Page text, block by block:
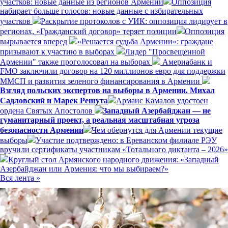
набирает больше голосов: новые данные с избирательных
участков
Раскрытие протоколов с УИК: оппозиция лидирует в
регионах, «Гражданский договор» теряет позиции
Оппозиция
вырывается вперед
«Решается судьба Армении»: граждане
призывают к участию в выборах
Лидер "Просвещенной
Армении" также проголосовал на выборах
Америабанк и
FMO заключили договор на 120 миллионов евро для поддержки
ММСП и развития зеленого финансирования в Армении
Взгляд польских экспертов на выборы в Армении. Михал
Садловский и Марек Решута
Армаис Камалов удостоен
ордена Святых Апостолов
Западный Азербайджан — не
гуманитарный проект, а реальная масштабная угроза
безопасности Армении
Чем обернутся для Армении текущие
выборы
Участие подтверждено: в Ереванском филиале РЭУ
вручили сертификаты участникам «Тотального диктанта – 2026»
Круглый стол Армянского народного движения: «Западный
Азербайджан или Армения: что мы выбираем?»
Вся лента »